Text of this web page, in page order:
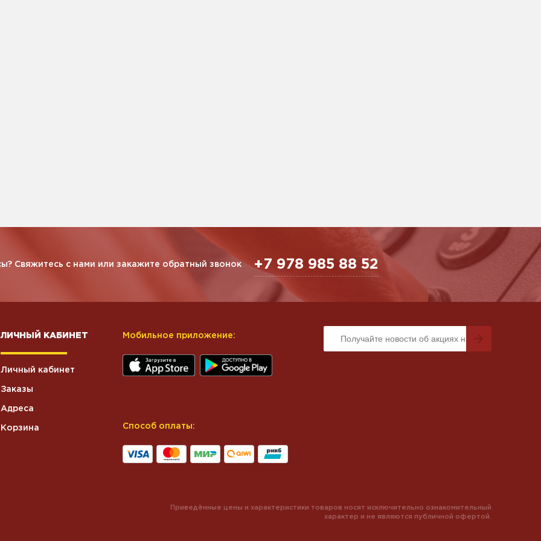
Свяжитесь с нами или закажите обратный звонок +7 978 985 88 52
ЛИЧНЫЙ КАБИНЕТ
Личный кабинет
Заказы
Адреса
Корзина
Мобильное приложение:
Способ оплаты:
Приведённые цены и характеристики товаров носят исключительно ознакомительный
характер и не являются публичной офертой.